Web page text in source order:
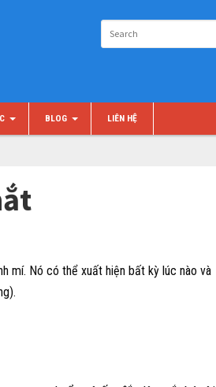
BLOG LIÊN HỆ
mí. Nó có thể xuất hiện bất kỳ lúc nào và